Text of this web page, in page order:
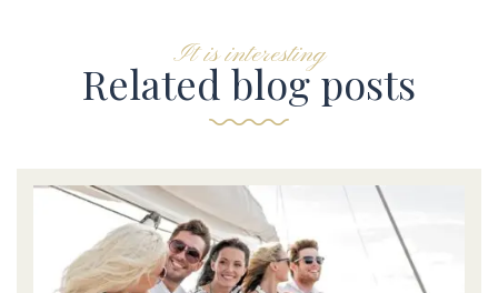
It is interesting
Related blog posts